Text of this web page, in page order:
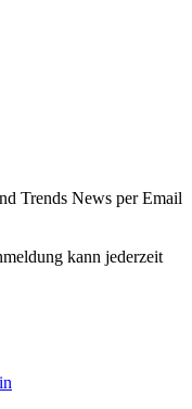
Trends News per Email
kann jederzeit